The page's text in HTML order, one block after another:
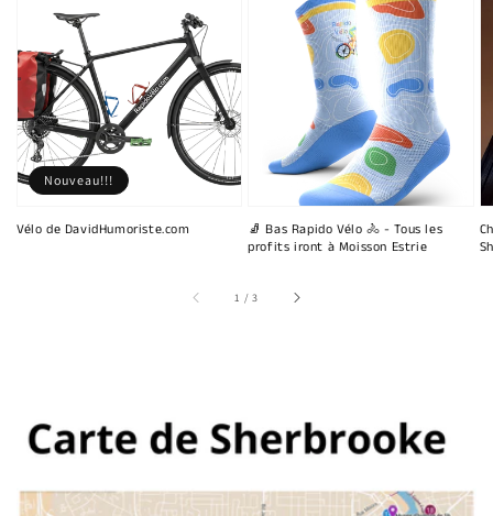
Vélo de DavidHumoriste.com
Nouveau!!!
🧦 Bas Rapido Vélo 🚴 - Tous les
profits iront à Moisson Estrie
1 /sur
3